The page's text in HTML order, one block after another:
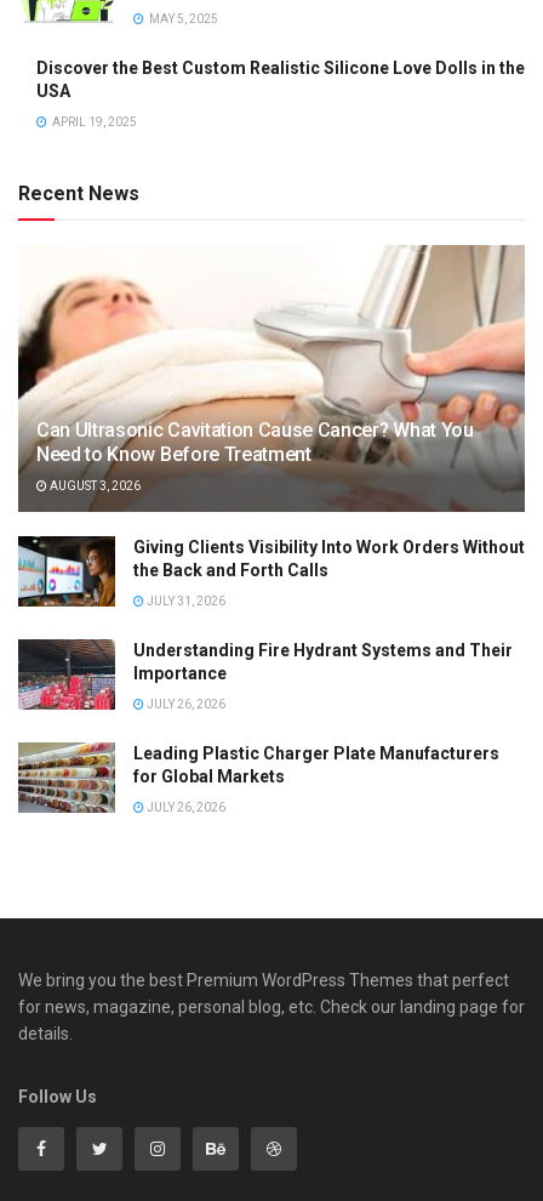
MAY 5, 2025
Discover the Best Custom Realistic Silicone Love Dolls in the
USA
APRIL 19, 2025
Recent News
Can Ultrasonic Cavitation Cause Cancer? What You
Need to Know Before Treatment
AUGUST 3, 2026
Giving Clients Visibility Into Work Orders Without
the Back and Forth Calls
JULY 31, 2026
Understanding Fire Hydrant Systems and Their
Importance
JULY 26, 2026
Leading Plastic Charger Plate Manufacturers
for Global Markets
JULY 26, 2026
We bring you the best Premium WordPress Themes that perfect
for news, magazine, personal blog, etc. Check our landing page for
details.
Follow Us